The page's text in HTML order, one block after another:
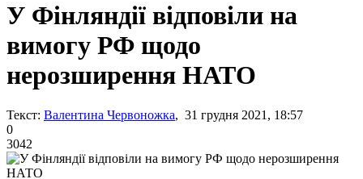
У Фінляндії відповіли на
вимогу РФ щодо
нерозширення НАТО
Текст: Валентина Червоножка, 31 грудня 2021, 18:57
0
3042